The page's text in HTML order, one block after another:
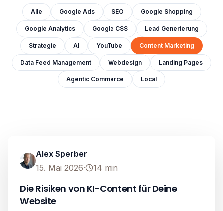
Alle Google Ads SEO Google Shopping
Google Analytics Google CSS Lead Generierung
Strategie AI YouTube Content Marketing
Data Feed Management Webdesign Landing Pages
Agentic Commerce Local
Alex Sperber
15. Mai 2026· 14 min
Die Risiken von KI-Content für Deine
Website